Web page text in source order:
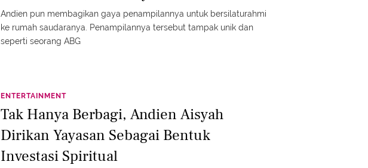
Andien pun membagikan gaya penampilannya untuk bersilaturahmi
ke rumah saudaranya. Penampilannya tersebut tampak unik dan
seperti seorang ABG
ENTERTAINMENT
Tak Hanya Berbagi, Andien Aisyah
Dirikan Yayasan Sebagai Bentuk
Investasi Spiritual